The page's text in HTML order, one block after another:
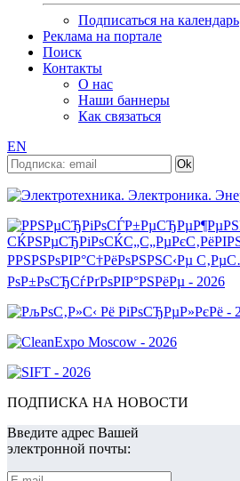
Подписаться на календарь
Реклама на портале
Поиск
Контакты
О нас
Наши баннеры
Как связаться
EN
ПОДПИСКА НА НОВОСТИ
Введите адрес Вашей
электронной почты: